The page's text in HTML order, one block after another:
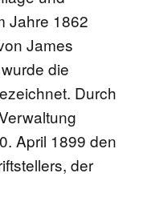
Jahre 1862
James
die
Durch
April 1899 den
der